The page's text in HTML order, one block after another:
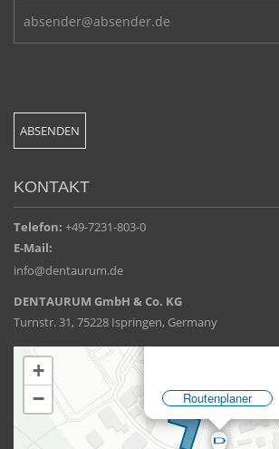
KONTAKT
Telefon: +49-7231-803-0
E-Mail:
info@dentaurum.de
DENTAURUM GmbH & Co. KG
Turnstr. 31, 75228 Ispringen, Germany